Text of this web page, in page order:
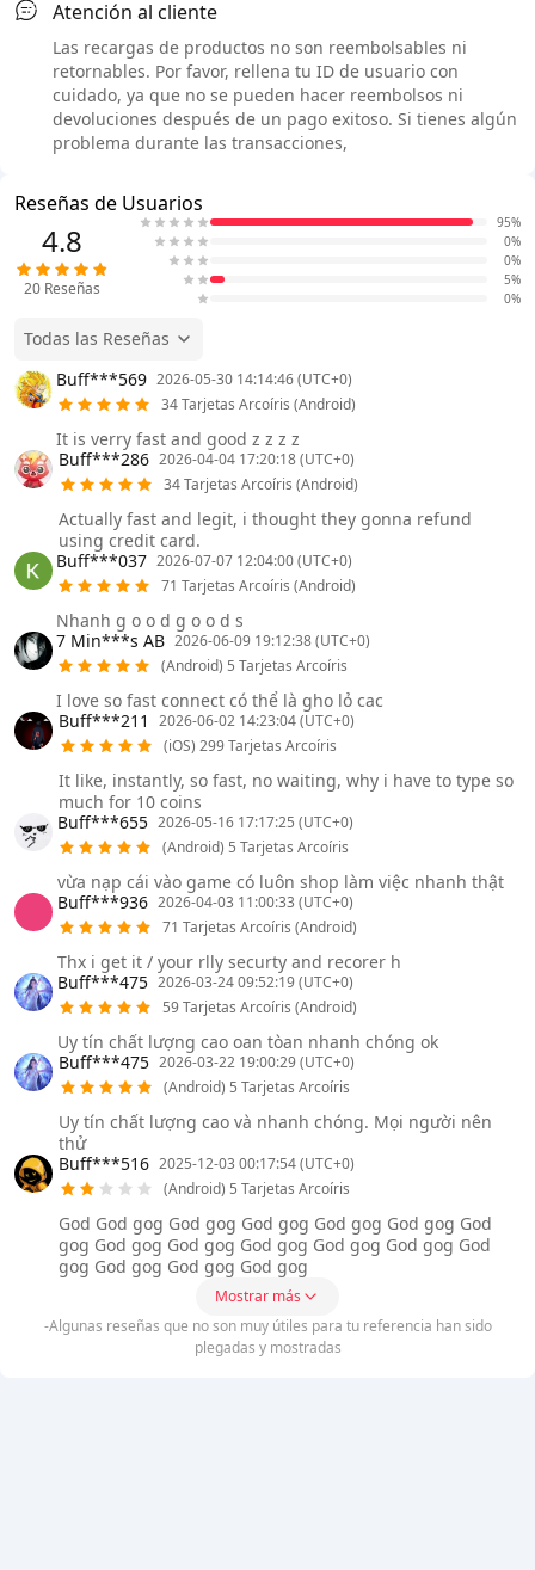
Atención al cliente
Las recargas de productos no son reembolsables ni
retornables. Por favor, rellena tu ID de usuario con
cuidado, ya que no se pueden hacer reembolsos ni
devoluciones después de un pago exitoso. Si tienes algún
problema durante las transacciones,
Reseñas de Usuarios
4.8
20 Reseñas
95%
0%
0%
5%
0%
Todas las Reseñas
Buff***569 2026-05-30 14:14:46 (UTC+0)
34 Tarjetas Arcoíris (Android)
It is verry fast and good z z z z
Buff***286 2026-04-04 17:20:18 (UTC+0)
34 Tarjetas Arcoíris (Android)
Actually fast and legit, i thought they gonna refund
using credit card.
Buff***037 2026-07-07 12:04:00 (UTC+0)
71 Tarjetas Arcoíris (Android)
Nhanh g o o d g o o d s
7 Min***s AB 2026-06-09 19:12:38 (UTC+0)
(Android) 5 Tarjetas Arcoíris
I love so fast connect có thể là gho lỏ cac
Buff***211
2026-06-02 14:23:04 (UTC+0)
(iOS) 299 Tarjetas Arcoíris
It like, instantly, so fast, no waiting, why i have to type so
much for 10 coins
Buff***655 2026-05-16 17:17:25 (UTC+0)
(Android) 5 Tarjetas Arcoíris
vừa nạp cái vào game có luôn shop làm việc nhanh thật
Buff***936 2026-04-03 11:00:33 (UTC+0)
71 Tarjetas Arcoíris (Android)
Thx i get it / your rlly securty and recorer h
Buff***475 2026-03-24 09:52:19 (UTC+0)
59 Tarjetas Arcoíris (Android)
Uy tín chất lượng cao oan tòan nhanh chóng ok
Buff***475 2026-03-22 19:00:29 (UTC+0)
(Android) 5 Tarjetas Arcoíris
Uy tín chất lượng cao và nhanh chóng. Mọi người nên
thử
Buff***516 2025-12-03 00:17:54 (UTC+0)
(Android) 5 Tarjetas Arcoíris
God God gog God gog God gog God gog God gog God
gog God gog God gog God gog God gog God gog God
gog God gog God gog God gog
Mostrar más
-Algunas reseñas que no son muy útiles para tu referencia han sido
plegadas y mostradas